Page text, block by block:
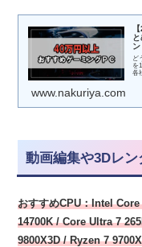
ン
ど
を
各
www.nakuriya.com
動画編集や3Dレン
おすすめCPU：Intel Core
14700K/Core Ultra 7
9800X3D / Ryzen 7 9700X